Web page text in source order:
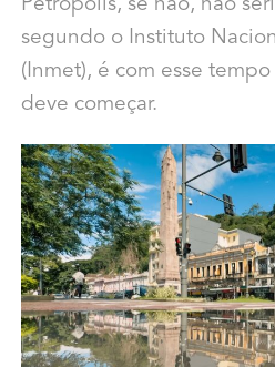
Petrópolis, se não, não
segundo o Instituto
(Inmet), é com esse
deve começar.